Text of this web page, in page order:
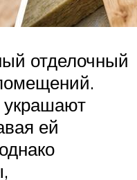
отделочный
украшают
ей